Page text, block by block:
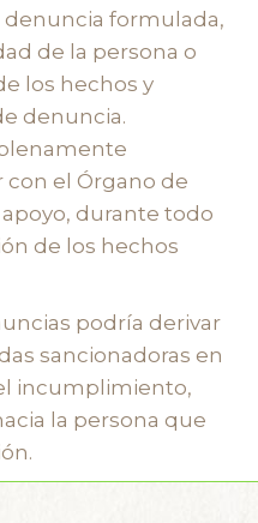
formulada,
de la persona o
los hechos y
denuncia.
el Órgano de
durante todo
de los hechos
podría derivar
sancionadoras en
incumplimiento,
la persona que